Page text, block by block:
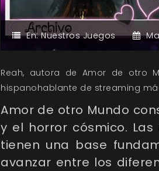
En:Nuestros Juegos
Reah, autora de Amor de otro
hispanohablante de streaming
Amor de otro Mundo
y el horror cósmico.
tienen una base
avanzar entre los